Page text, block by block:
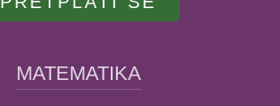
MATEMATIKA